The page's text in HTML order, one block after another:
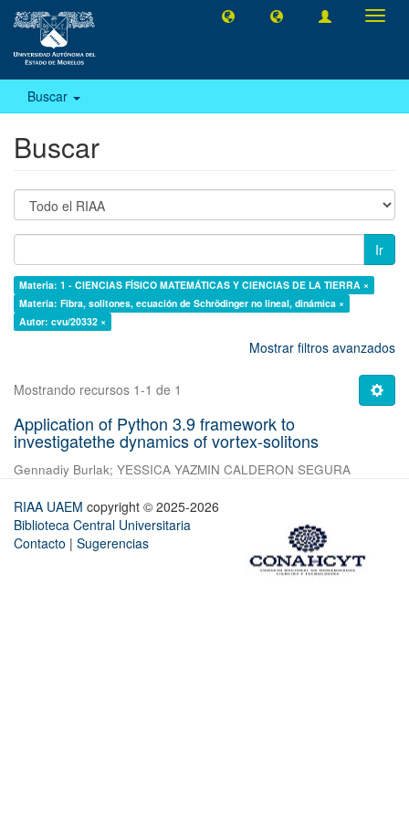
Buscar
Buscar
Ir
Materia: 1 - CIENCIAS FÍSICO MATEMÁTICAS Y CIENCIAS DE LA TIERRA ×
Materia: Fibra, solitones, ecuación de Schrödinger no lineal, dinámica ×
Autor: cvu/20332 ×
Mostrar filtros avanzados
Mostrando recursos 1-1 de 1
Application of Python 3.9 framework to
investigatethe dynamics of vortex-solitons
Gennadiy Burlak; YESSICA YAZMIN CALDERON SEGURA
RIAA UAEM copyright © 2025-2026
Biblioteca Central Universitaria
Contacto | Sugerencias